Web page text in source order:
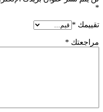
*
تقييمك *
مراجعتك *